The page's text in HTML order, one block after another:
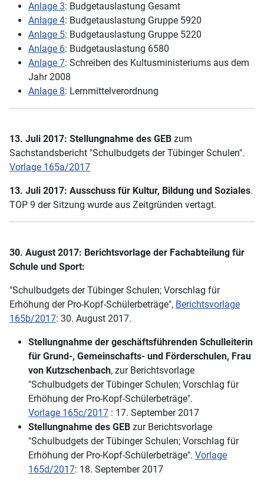
Anlage 3: Budgetauslastung Gesamt
Anlage 4: Budgetauslastung Gruppe 5920
Anlage 5: Budgetauslastung Gruppe 5220
Anlage 6: Budgetauslastung 6580
Anlage 7: Schreiben des Kultusministeriums aus dem
Jahr 2008
Anlage 8: Lernmittelverordnung
13. Juli 2017: Stellungnahme des GEB zum
Sachstandsbericht "Schulbudgets der Tübinger Schulen".
Vorlage 165a/2017
13. Juli 2017: Ausschuss für Kultur, Bildung und Soziales.
TOP 9 der Sitzung wurde aus Zeitgründen vertagt.
30. August 2017: Berichtsvorlage der Fachabteilung für
Schule und Sport:
"Schulbudgets der Tübinger Schulen; Vorschlag für
Erhöhung der Pro-Kopf-Schülerbeträge", Berichtsvorlage
165b/2017: 30. August 2017.
Stellungnahme der geschäftsführenden Schulleiterin
für Grund-, Gemeinschafts- und Förderschulen, Frau
von Kutzschenbach, zur Berichtsvorlage
"Schulbudgets der Tübinger Schulen; Vorschlag für
Erhöhung der Pro-Kopf-Schülerbeträge".
Vorlage 165c/2017 : 17. September 2017
Stellungnahme des GEB zur Berichtsvorlage
"Schulbudgets der Tübinger Schulen; Vorschlag für
Erhöhung der Pro-Kopf-Schülerbeträge". Vorlage
165d/2017: 18. September 2017